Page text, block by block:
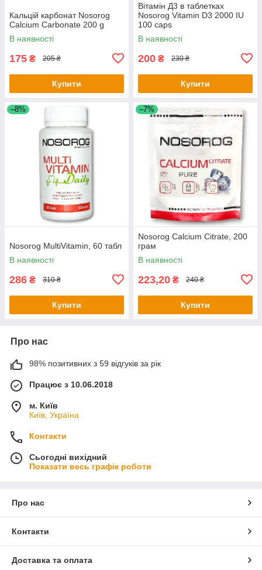
Кальцій карбонат Nosorog
Calcium Carbonate 200 g
В наявності
175 ₴ 205 ₴
Купити
Вітамін Д3 в таблетках
Nosorog Vitamin D3 2000 IU
100 caps
В наявності
200 ₴ 230 ₴
Купити
–8%
Nosorog MultiVitamin, 60 табл
В наявності
286 ₴ 310 ₴
Купити
–7%
Nosorog Calcium Citrate, 200
грам
В наявності
223,20 ₴ 240 ₴
Купити
Про нас
98% позитивних з 59 відгуків за рік
Працює з 10.06.2018
м. Київ
Київ, Україна
Контакти
Сьогодні вихідний
Показати весь графік роботи
Про нас
Контакти
Доставка та оплата